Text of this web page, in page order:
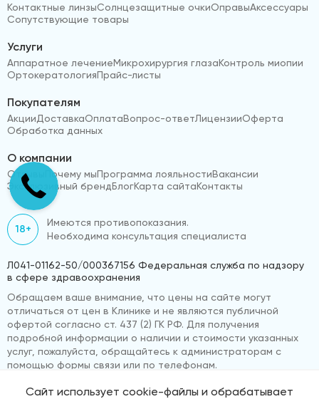
Контактные линзыСолнцезащитные очкиОправыАксессуары
Сопутствующие товары
Услуги
Аппаратное лечениеМикрохирургия глазаКонтроль миопии
ОртокератологияПрайс-листы
Покупателям
АкцииДоставкаОплатаВопрос-ответЛицензииОферта
Обработка данных
О компании
Отзывы Почему мыПрограмма лояльностиВакансии
Эксклюзивный брендБлогКарта сайтаКонтакты
18+
Имеются противопоказания.
Необходима консультация специалиста
Л041-01162-50/000367156 Федеральная служба по надзору
в сфере здравоохранения
Обращаем ваше внимание, что цены на сайте могут
отличаться от цен в Клинике и не являются публичной
офертой согласно ст. 437 (2) ГК РФ. Для получения
подробной информации о наличии и стоимости указанных
услуг, пожалуйста, обращайтесь к администраторам с
помощью формы связи или по телефонам.
Сайт использует cookie-файлы и обрабатывает